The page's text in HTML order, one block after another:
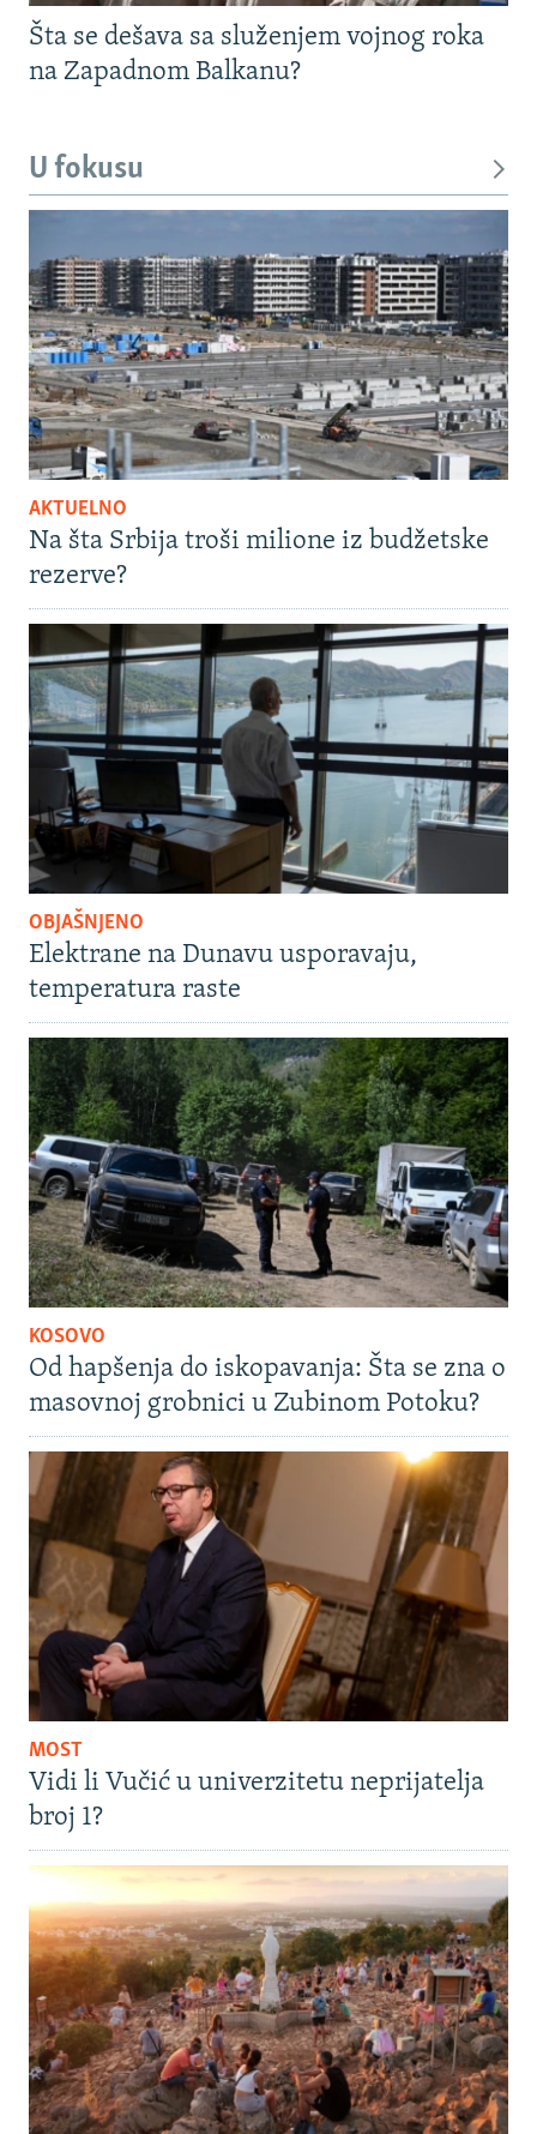
Šta se dešava sa služenjem vojnog roka
na Zapadnom Balkanu?
U fokusu
AKTUELNO
Na šta Srbija troši milione iz budžetske
rezerve?
OBJAŠNJENO
Elektrane na Dunavu usporavaju,
temperatura raste
KOSOVO
Od hapšenja do iskopavanja: Šta se zna o
masovnoj grobnici u Zubinom Potoku?
MOST
Vidi li Vučić u univerzitetu neprijatelja
broj 1?